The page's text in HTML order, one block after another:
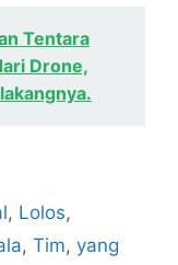
Tentara
Drone,
, Lolos,
, Tim, yang